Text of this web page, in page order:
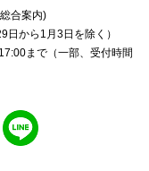
合案内)
から1月3日を除く）
まで（一部、受付時間